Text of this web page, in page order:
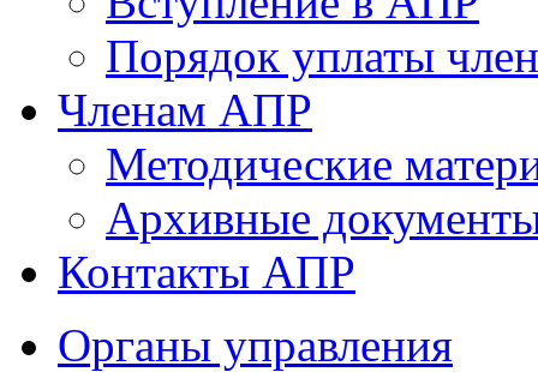
Порядок уплаты
Членам АПР
Методические
Архивные
Контакты АПР
Органы управления